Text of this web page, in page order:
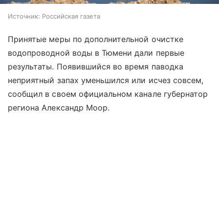
Источник: Российская газета
Принятые меры по дополнительной очистке
водопроводной воды в Тюмени дали первые
результаты. Появившийся во время паводка
неприятный запах уменьшился или исчез совсем,
сообщил в своем официальном канале губернатор
региона Александр Моор.